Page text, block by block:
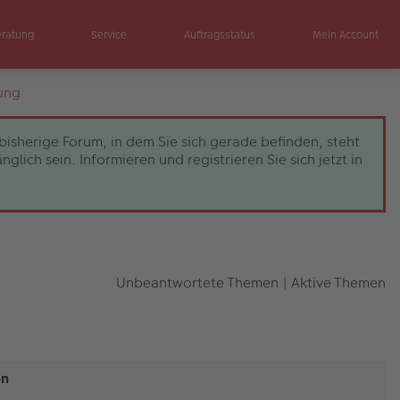
Service Auftragsstatus Mein Account
Forum, in dem Sie sich gerade befinden, steht
sein. Informieren und registrieren Sie sich jetzt in
Unbeantwortete Themen | Aktive Themen